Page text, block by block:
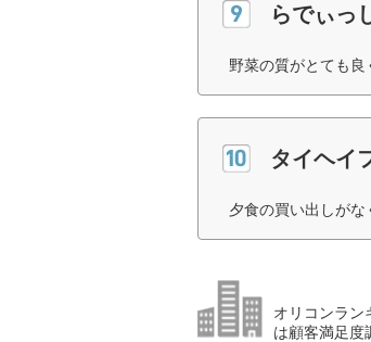
らでぃっ
野菜の質がとても良
タイヘイ
夕食の買い出しがな
オリコンラン
は顧客満足度